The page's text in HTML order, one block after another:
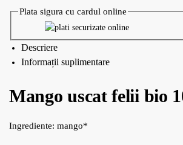
Plata sigura cu cardul online
Descriere
Informații suplimentare
Mango uscat felii bio
Ingrediente: mango*